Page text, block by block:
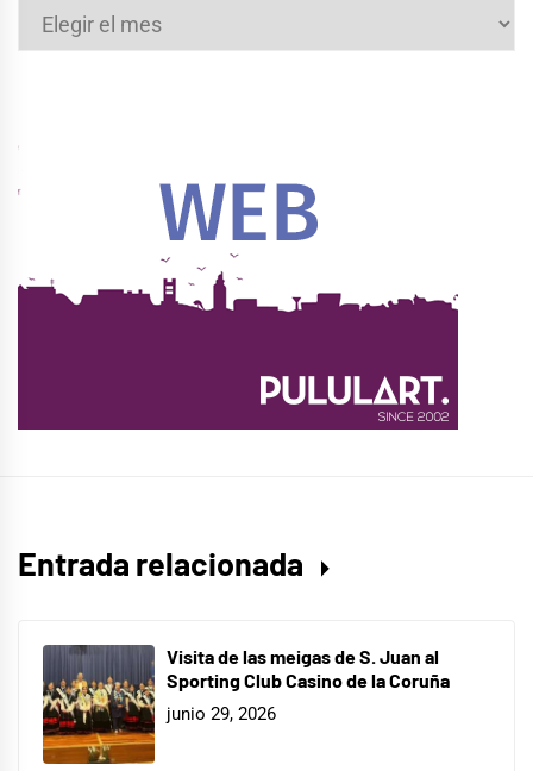
Archivos
Entrada relacionada
Visita de las meigas de S. Juan al
Sporting Club Casino de la Coruña
junio 29, 2026